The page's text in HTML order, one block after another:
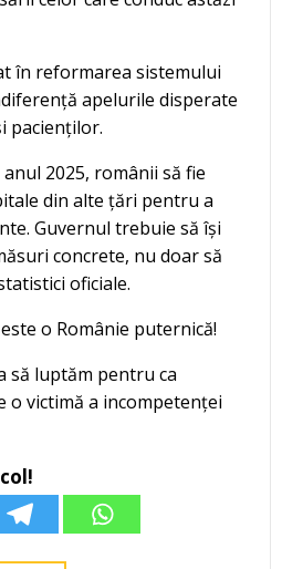
în reformarea sistemului
apelurile disperate
pacienților.
2025, românii să fie
din alte țări pentru a
Guvernul trebuie să își
concrete, nu doar să
oficiale.
o Românie puternică!
să luptăm pentru ca
o victimă a incompetenței